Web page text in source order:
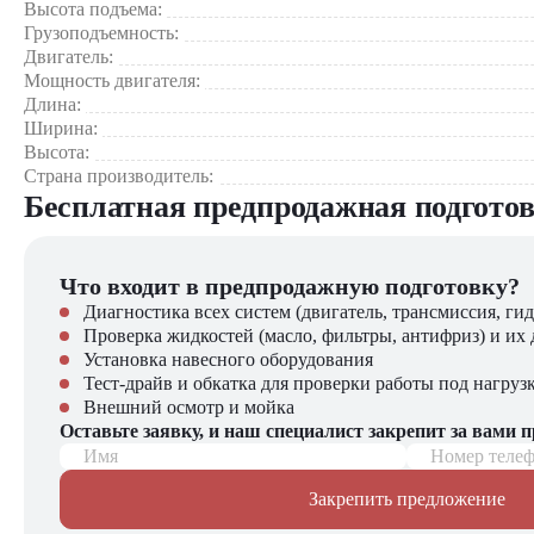
Безопасность
Где применяется TL3870HF+Agri?
Зернохранилища и элеваторы – работа с насыпными
Кормозаготовительные комплексы – перемещение рулонов
Лесные хозяйства – транспортировка древесины
Компания «ЦТО» – официальный дилер Bobcat –
Новые ричстакеры с адаптацией под российские условия
Специальные сельхозкомплекты
Оригинальные запчасти с доставкой по РФ
Гибкие программы финансирования
В нашем каталоге вы также найдете:
Высота подъема:
Грузоподъемность:
Двигатель:
Мощность двигателя:
Длина:
Ширина:
Высота:
Страна производитель:
Бесплатная предпродажная
Что входит в предпродажную подготовку?
Диагностика всех систем (двигатель, трансмиссия,
Проверка жидкостей (масло, фильтры, антифриз) и их
Установка навесного оборудования
Тест-драйв и обкатка для проверки работы под
Внешний осмотр и мойка
Оставьте заявку, и наш специалист закрепит за вами
Имя
Номер
Закрепить предложение